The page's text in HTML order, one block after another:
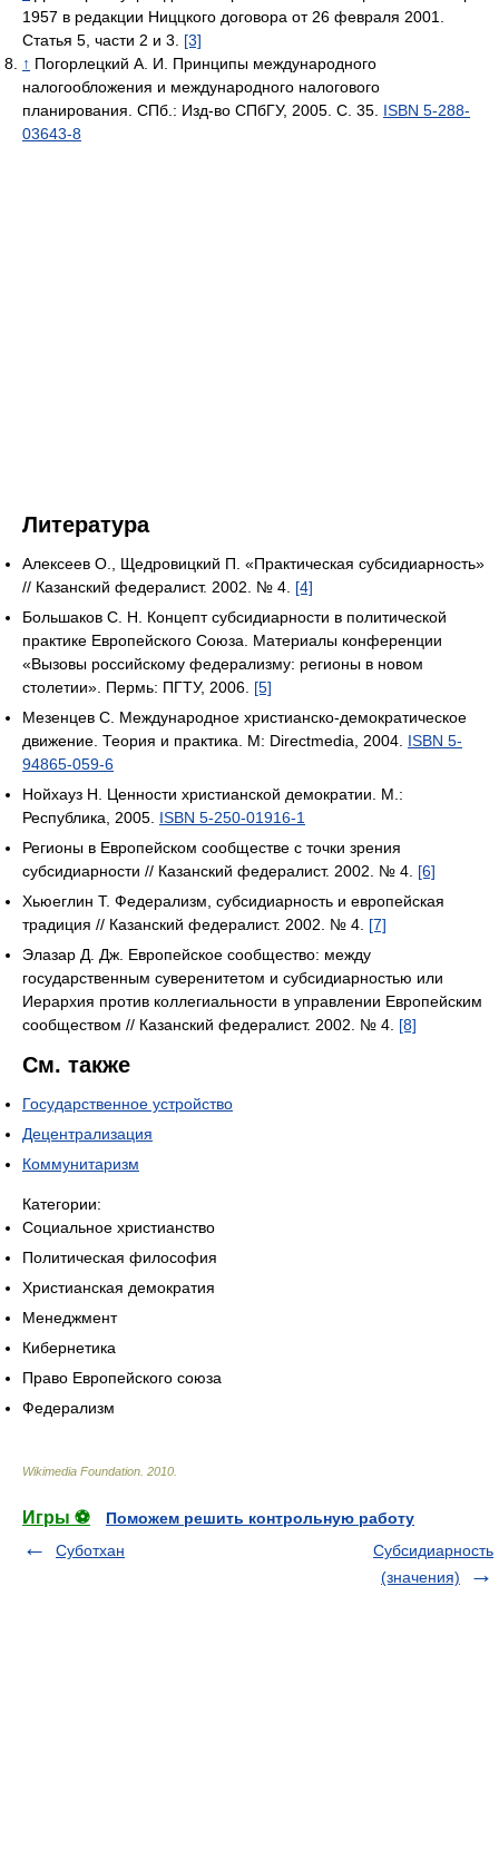
1957 в редакции Ниццкого договора от 26 февраля 2001.
Статья 5, части 2 и 3. [3]
↑ Погорлецкий А. И. Принципы международного
налогообложения и международного налогового
планирования. СПб.: Изд-во СПбГУ, 2005. С. 35. ISBN 5-288-
03643-8
Литература
Алексеев О., Щедровицкий П. «Практическая субсидиарность»
// Казанский федералист. 2002. № 4. [4]
Большаков С. Н. Концепт субсидиарности в политической
практике Европейского Союза. Материалы конференции
«Вызовы российскому федерализму: регионы в новом
столетии». Пермь: ПГТУ, 2006. [5]
Мезенцев С. Международное христианско-демократическое
движение. Теория и практика. М: Directmedia, 2004. ISBN 5-
94865-059-6
Нойхауз Н. Ценности христианской демократии. М.:
Республика, 2005. ISBN 5-250-01916-1
Регионы в Европейском сообществе с точки зрения
субсидиарности // Казанский федералист. 2002. № 4. [6]
Хьюеглин Т. Федерализм, субсидиарность и европейская
традиция // Казанский федералист. 2002. № 4. [7]
Элазар Д. Дж. Европейское сообщество: между
государственным суверенитетом и субсидиарностью или
Иерархия против коллегиальности в управлении Европейским
сообществом // Казанский федералист. 2002. № 4. [8]
См. также
Государственное устройство
Децентрализация
Коммунитаризм
Категории:
Социальное христианство
Политическая философия
Христианская демократия
Менеджмент
Кибернетика
Право Европейского союза
Федерализм
Wikimedia Foundation 2010
Игры ⚽
Поможем решить контрольную работу
Суботхан
Субсидиарность
(значения)